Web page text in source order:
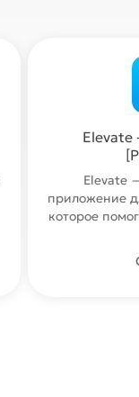
Elevate
Elevate
приложение
которое